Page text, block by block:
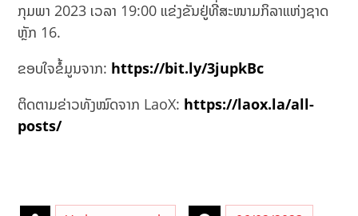
ກຸມພາ 2023 ເວລາ 19:00 ແຂ່ງຂັນຢູ່ທີ່ສະໜາມກິລາແຫ່ງຊາດ
ຫຼັກ 16.
ຂອບໃຈຂໍ້ມູນຈາກ: https://bit.ly/3jupkBc
ຕິດຕາມຂ່າວທັງໝົດຈາກ LaoX: https://laox.la/all-
posts/